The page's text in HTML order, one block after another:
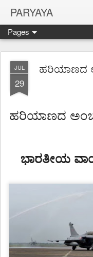
PARYAYA
Pages
JUL
29
ಹರಿಯಾಣದ
ಹರಿಯಾಣದ
ಭಾರತೀಯ